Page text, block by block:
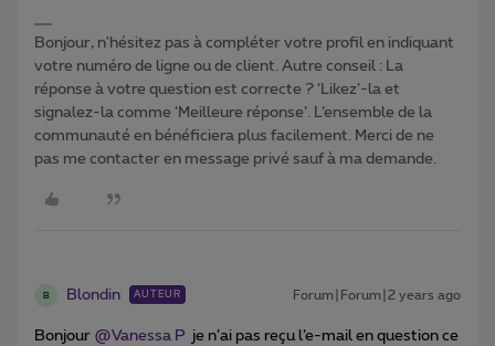
Bonjour, n'hésitez pas à compléter votre profil en indiquant
votre numéro de ligne ou de client. Autre conseil : La
réponse à votre question est correcte ? ‘Likez’-la et
signalez-la comme ‘Meilleure réponse’. L’ensemble de la
communauté en bénéficiera plus facilement. Merci de ne
pas me contacter en message privé sauf à ma demande.
B Blondin AUTEUR Forum|Forum|2 years ago
Bonjour @Vanessa P je n’ai pas reçu l’e-mail en question ce